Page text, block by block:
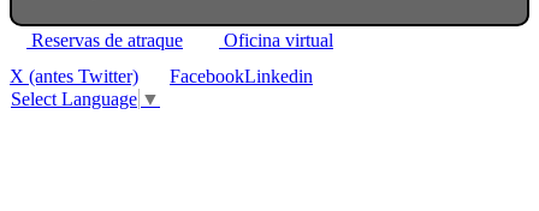
Reservas de atraque
Oficina virtual
X (antes Twitter)
FacebookLinkedin
Select Language ▼